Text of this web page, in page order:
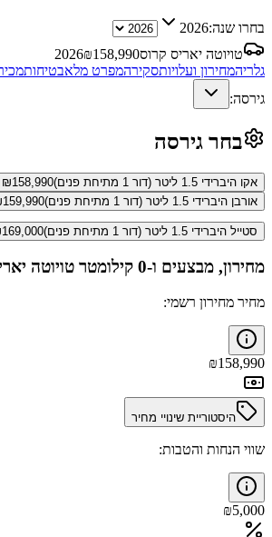
בחרו שנה:2026
טויוטה יאריס קרוס
2026₪158,990
גלריהמחירון ועלויותסקירהמפרט מלאבטיחות
גירסה:
בחר גירסה
אקו היברידי 1.5 ליטר (דור 1 מתיחת פנים) ₪158,990
אורבן היברידי 1.5 ליטר (דור 1 מתיחת פנים)
159,990
סטייל היברידי 1.5 ליטר (דור 1 מתיחת פנים) 169,000
מחירון, מבצעים ו-0 קילומטר טויוטה
מחיר מחירון רשמי:
₪158,990
היסטוריית שינויי מחיר
שווי הנחות והטבות:
₪5,000